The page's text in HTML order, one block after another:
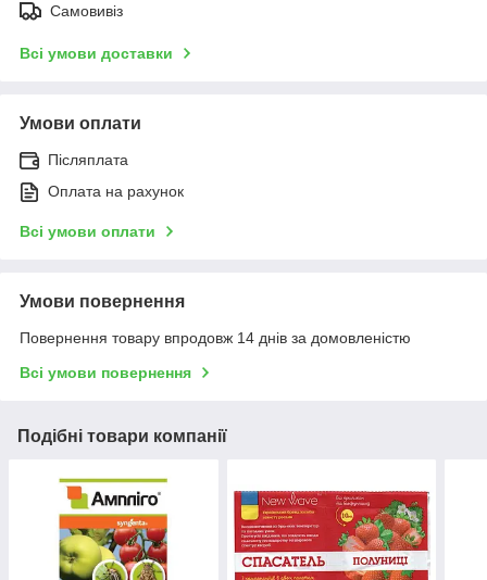
Самовивіз
Всі умови доставки
Умови оплати
Післяплата
Оплата на рахунок
Всі умови оплати
Умови повернення
Повернення товару впродовж 14 днів за домовленістю
Всі умови повернення
Подібні товари компанії